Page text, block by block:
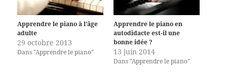
Apprendre le piano à l’âge
adulte
29 octobre 2013
Dans "Apprendre le piano"
Apprendre le piano en
autodidacte est-il une
bonne idée ?
13 juin 2014
Dans "Apprendre le piano"